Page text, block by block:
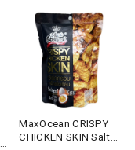
MaxOcean CRISPY
CHICKEN SKIN Salted